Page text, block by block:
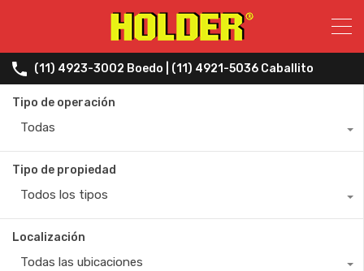
(11) 4923-3002 Boedo | (11) 4921-5036 Caballito
Tipo de operación
Todas
Tipo de propiedad
Todos los tipos
Localización
Todas las ubicaciones